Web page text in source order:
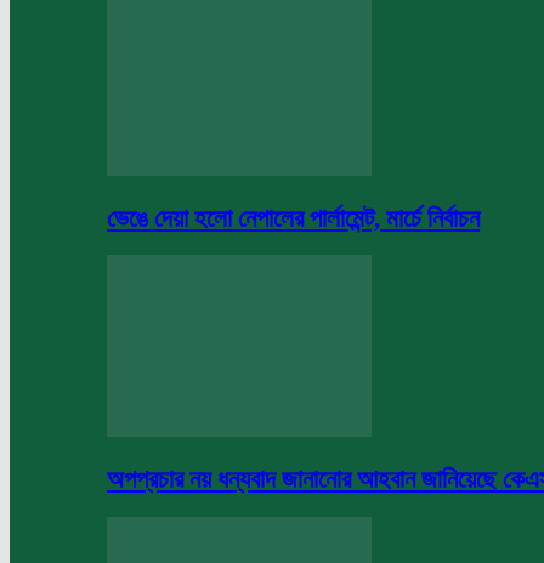
ভেঙে দেয়া হলো নেপালের পার্লামেন্ট, মার্চে নির্বাচন
অপপ্রচার নয় ধন্যবাদ জানানোর আহবান জানিয়েছে